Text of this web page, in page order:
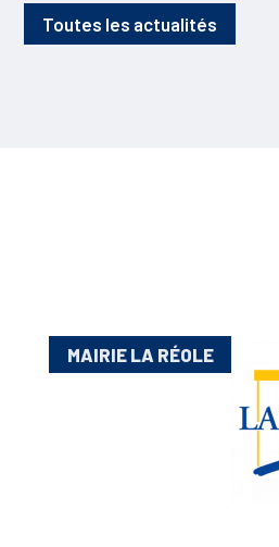
Toutes les actualités
MAIRIE LA RÉOLE